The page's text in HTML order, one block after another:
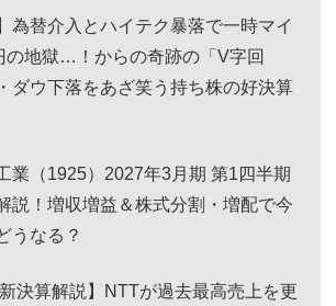
為替介入とハイテク暴落で一時マイ
の地獄…！からの奇跡の「V字回
ダウ下落をあざ笑う持ち株の好決算
業（1925）2027年3月期 第1四半期
説！増収増益＆株式分割・増配で今
うなる？
新決算解説】NTTが過去最高売上を更